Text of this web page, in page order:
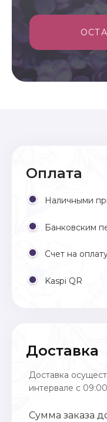
Оплата
Наличными
Банковским
Счет на
Kaspi QR
Доставка
Доставка
интервале с
Сумма заказа